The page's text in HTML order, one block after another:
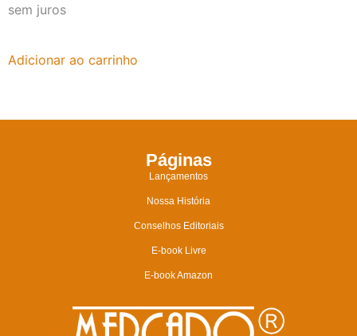
sem juros
Adicionar ao carrinho
Páginas
Lançamentos
Nossa História
Conselhos Editoriais
E-book Livre
E-book Amazon